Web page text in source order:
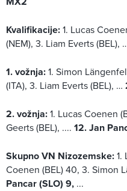
Kvalifikacije:1. Lucas
(NEM), 3. Liam Everts (BEL),
1. vožnja:1. Simon
(ITA), 3. Liam Everts (BEL), …
2. vožnja:1. Lucas Coenen
Geerts (BEL), .... 12. Jan
Skupno VN Nizozemske:1.
Coenen (BEL) 40, 3. Simon
Pancar (SLO) 9, ...